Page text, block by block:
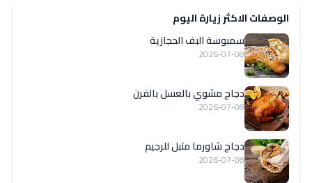
الوصفات الاكثر زيارة اليوم
سمبوسة البف الحجازية
2026-07-08
دجاج مشوي بالعسل بالفرن
2026-07-08
دجاج شاورما متبل للرجيم
2026-07-08